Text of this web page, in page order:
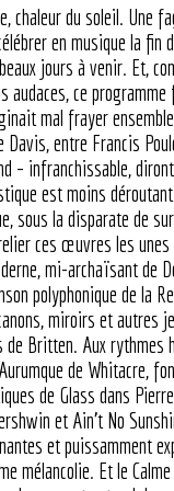
chaleur du soleil. Une
en musique la fin
jours à venir. Et,
audaces, ce
mal frayer
Davis, entre Francis
– infranchissable,
est moins déroutant
sous la disparate de
ces œuvres les unes
mi-archaïsant de
polyphonique de la
miroirs et autres
de Britten. Aux rythmes
de Whitacre,
de Glass dans
et Ain’t No
et puissamment
mélancolie. Et le